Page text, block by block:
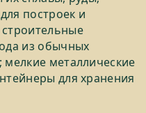
построек и
из обычных
мелкие металлические
для хранения